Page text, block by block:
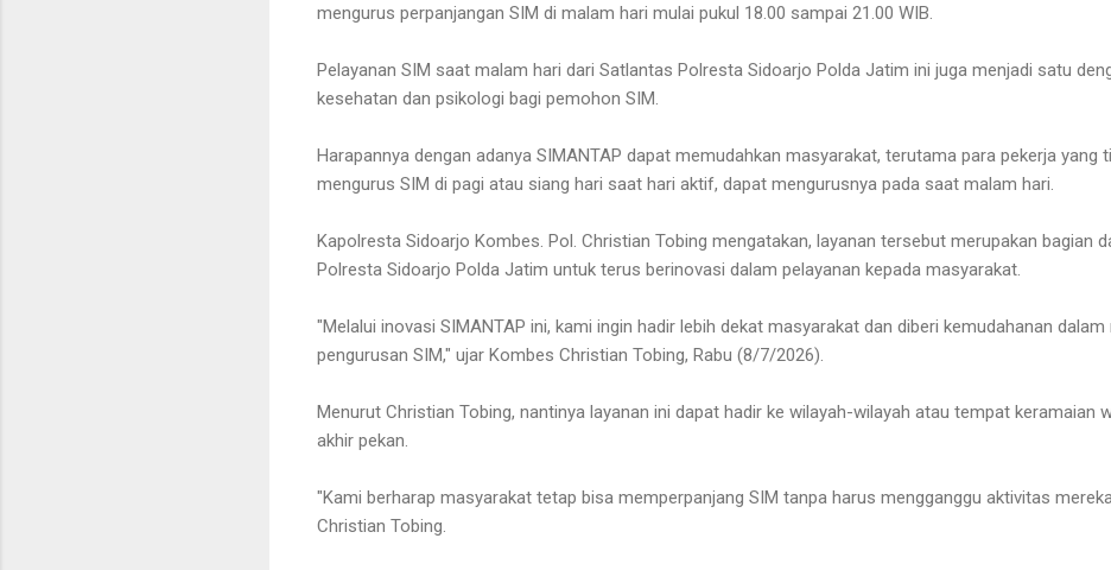
mengurus perpanjangan SIM di malam hari mulai pukul 18.00 sampai 21.00 WIB.
Pelayanan SIM saat malam hari dari Satlantas Polresta Sidoarjo Polda Jatim ini juga menjadi satu
kesehatan dan psikologi bagi pemohon SIM.
Harapannya dengan adanya SIMANTAP dapat memudahkan masyarakat, terutama para pekerja yang
mengurus SIM di pagi atau siang hari saat hari aktif, dapat mengurusnya pada saat malam hari.
Kapolresta Sidoarjo Kombes. Pol. Christian Tobing mengatakan, layanan tersebut merupakan bagian
Polresta Sidoarjo Polda Jatim untuk terus berinovasi dalam pelayanan kepada masyarakat.
"Melalui inovasi SIMANTAP ini, kami ingin hadir lebih dekat masyarakat dan diberi kemudahanan
pengurusan SIM," ujar Kombes Christian Tobing, Rabu (8/7/2026).
Menurut Christian Tobing, nantinya layanan ini dapat hadir ke wilayah-wilayah atau tempat keramaian
akhir pekan.
"Kami berharap masyarakat tetap bisa memperpanjang SIM tanpa harus mengganggu aktivitas
Christian Tobing.